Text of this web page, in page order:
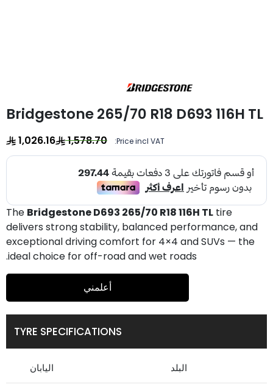
Bridgestone 265/70 R18 D693 116H TL
Price incl VAT:
1,578.70
1,026.16
The Bridgestone D693 265/70 R18 116H TL tire
delivers strong stability, balanced performance, and
exceptional driving comfort for 4×4 and SUVs — the
ideal choice for off-road and wet roads.
أعلمني
TYRE SPECIFICATIONS
البلد اليابان